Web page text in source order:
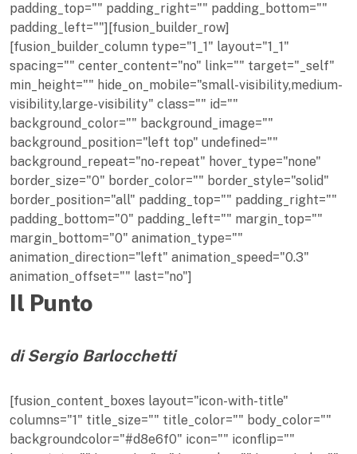
padding_top="" padding_right="" padding_bottom=""
padding_left=""][fusion_builder_row]
[fusion_builder_column type="1_1" layout="1_1"
spacing="" center_content="no" link="" target="_self"
min_height="" hide_on_mobile="small-visibility,medium-
visibility,large-visibility" class="" id=""
background_color="" background_image=""
background_position="left top" undefined=""
background_repeat="no-repeat" hover_type="none"
border_size="0" border_color="" border_style="solid"
border_position="all" padding_top="" padding_right=""
padding_bottom="0" padding_left="" margin_top=""
margin_bottom="0" animation_type=""
animation_direction="left" animation_speed="0.3"
animation_offset="" last="no"]
Il Punto
di Sergio Barlocchetti
[fusion_content_boxes layout="icon-with-title"
columns="1" title_size="" title_color="" body_color=""
backgroundcolor="#d8e6f0" icon="" iconflip=""